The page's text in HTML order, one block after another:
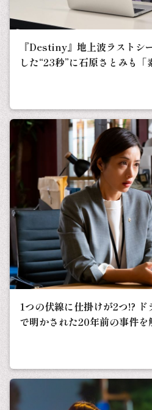
『Destiny』地上波ラスト
した“23秒”に石原さとみも「
1つの伏線に仕掛けが2つ!?
で明かされた20年前の事件を